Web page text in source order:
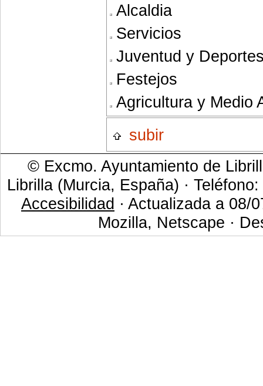
Alcaldia
Servicios
Juventud y
Festejos
Agricultura y Medio
subir
© Excmo. Ayuntamiento de
Librilla (Murcia, España) ·
Accesibilidad · Actualizada a 08/
Mozilla, Netscape ·